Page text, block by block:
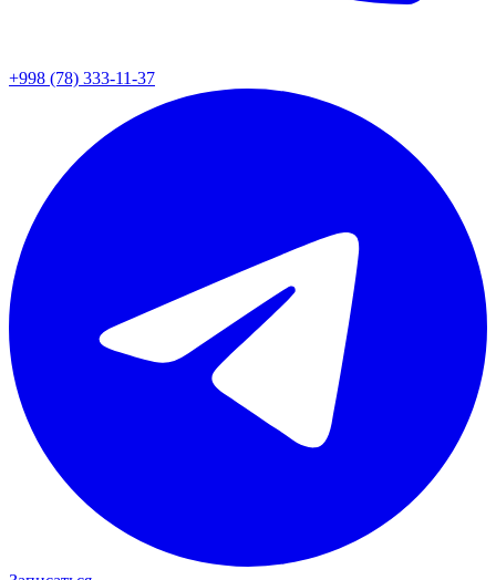
+998 (78) 333-11-37